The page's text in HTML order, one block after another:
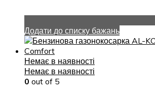
Додати до списку бажань
Немає в наявності
Немає в наявності
0 out of 5